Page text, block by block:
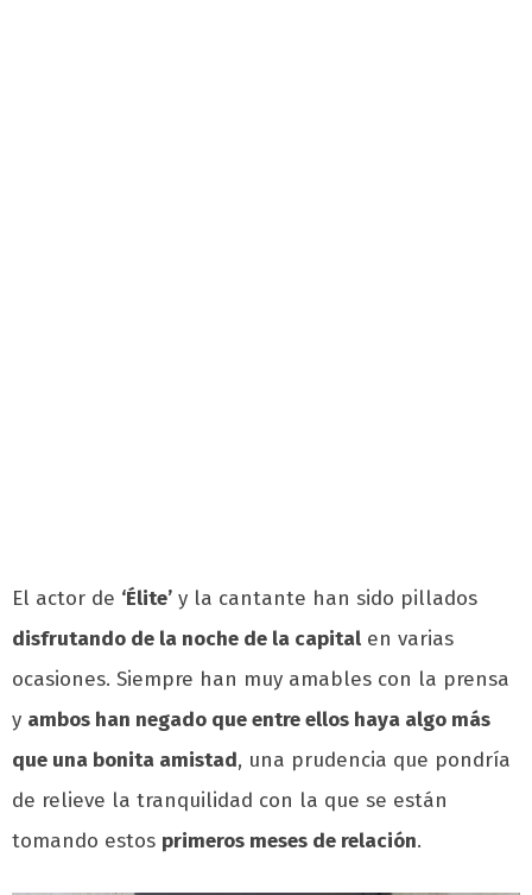
El actor de ‘Élite’ y la cantante han sido pillados
disfrutando de la noche de la capital en varias
ocasiones. Siempre han muy amables con la prensa
y ambos han negado que entre ellos haya algo más
que una bonita amistad, una prudencia que pondría
de relieve la tranquilidad con la que se están
tomando estos primeros meses de relación.